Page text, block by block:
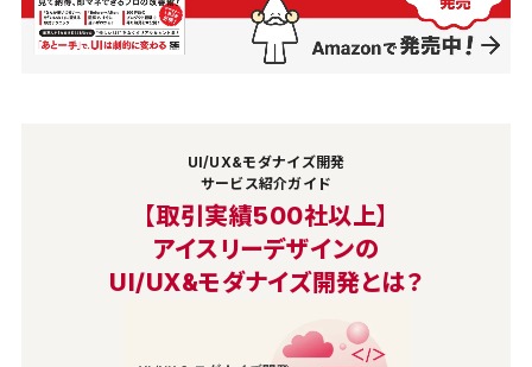
UI/UX&モダナイズ開発
サービス紹介ガイド
【取引実績500社以上】
アイスリーデザインの
UI/UX&モダナイズ開発とは？